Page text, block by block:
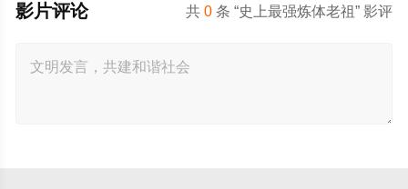
共0 条 “史上最强炼体老祖” 影评
影片评论